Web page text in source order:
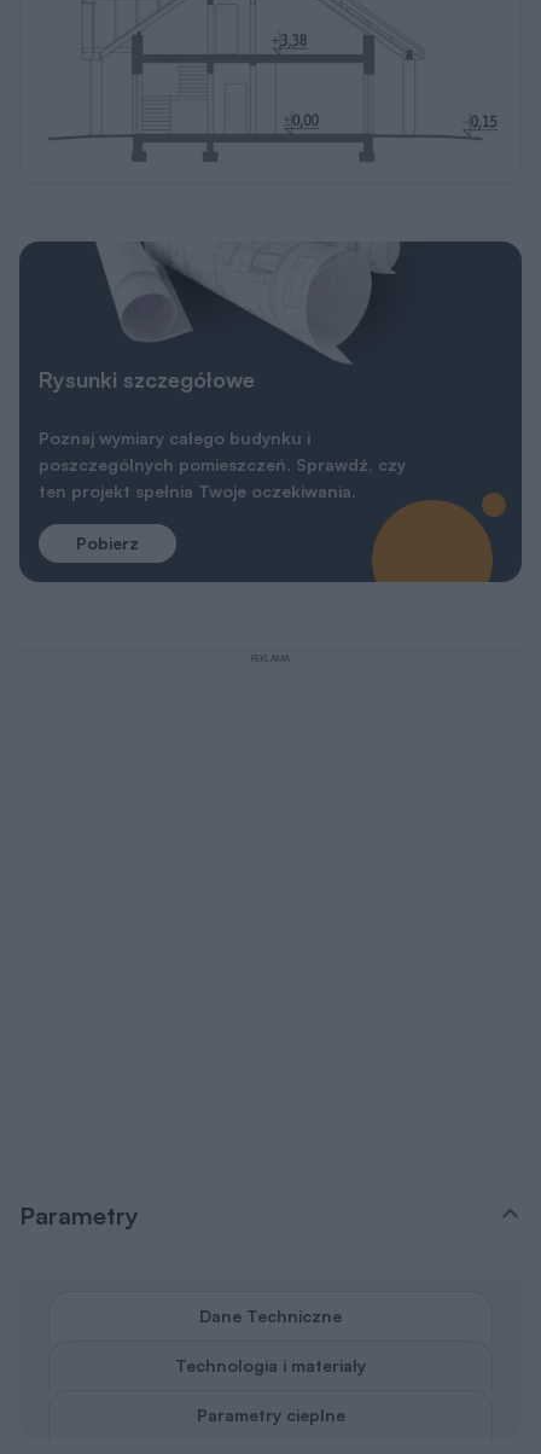
Rysunki szczegółowe
Poznaj wymiary całego budynku i
poszczególnych pomieszczeń. Sprawdź, czy
ten projekt spełnia Twoje oczekiwania.
Pobierz
REKLAMA
Parametry
Dane Techniczne
Technologia i materiały
Parametry cieplne